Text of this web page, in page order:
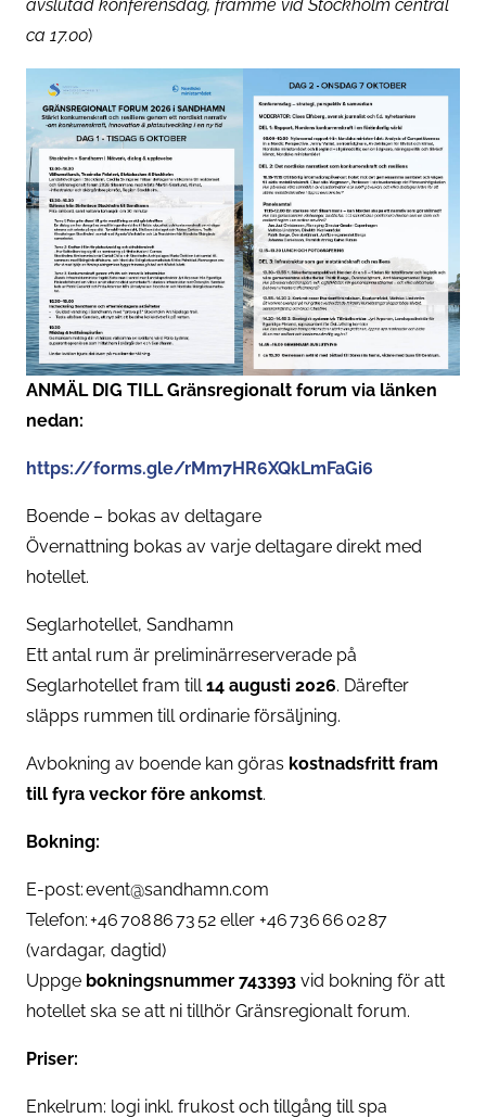
avslutad konferensdag, framme vid Stockholm central
ca 17.00)
ANMÄL DIG TILL Gränsregionalt forum via länken
nedan:
https://forms.gle/rMm7HR6XQkLmFaGi6
Boende – bokas av deltagare
Övernattning bokas av varje deltagare direkt med
hotellet.
Seglarhotellet, Sandhamn
Ett antal rum är preliminärreserverade på
Seglarhotellet fram till14 augusti 2026. Därefter
släpps rummen till ordinarie försäljning.
Avbokning av boende kan göras kostnadsfritt fram
till fyra veckor före ankomst.
Bokning:
E-post: event@sandhamn.com
Telefon: +46 708 86 73 52 eller +46 736 66 02 87
(vardagar, dagtid)
Uppge bokningsnummer 743393 vid bokning för att
hotellet ska se att ni tillhör Gränsregionalt forum.
Priser:
Enkelrum: logi inkl. frukost och tillgång till spa